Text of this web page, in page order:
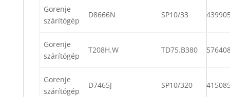
Gorenje
szárítógép
D8666N SP10/33
Gorenje
szárítógép
T208H.W TD75.B380
Gorenje
szárítógép
D7465J SP10/320